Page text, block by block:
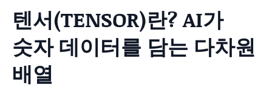
텐서(TENSOR)란? AI가
숫자 데이터를 담는 다차원
배열